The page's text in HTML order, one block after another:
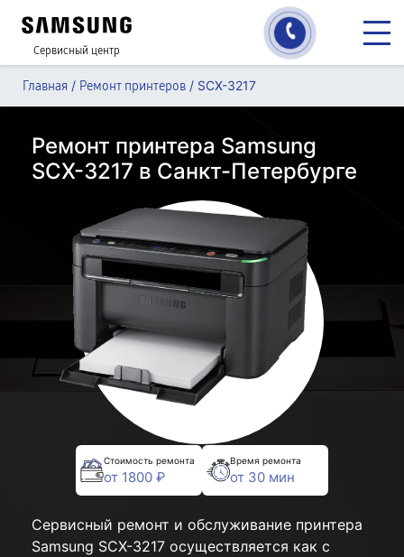
Сервисный центр
Главная / Ремонт принтеров / SCX-3217
Ремонт принтера Samsung
SCX-3217 в Санкт-Петербурге
Стоимость ремонта
от 1800 ₽
Время ремонта
от 30 мин
Сервисный ремонт и обслуживание принтера
Samsung SCX-3217 осуществляется как с